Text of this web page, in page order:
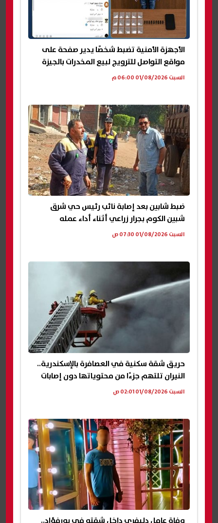
الأجهزة الأمنية تضبط شخصًا يدير صفحة على
مواقع التواصل للترويج لبيع المخدرات بالجيزة
السبت 01/08/2026 06:00 م
ضبط شابين بعد إصابة نائب رئيس حي شرق
شبين الكوم بجرار زراعي أثناء أداء عمله
السبت 01/08/2026 07:30 ص
حريق شقة سكنية في العصافرة بالإسكندرية..
النيران تلتهم جزءًا من محتوياتها دون إصابات
السبت 01/08/2026 02:01 ص